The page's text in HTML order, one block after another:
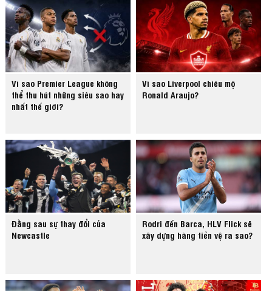
Vì sao Premier League không
thể thu hút những siêu sao hay
nhất thế giới?
Vì sao Liverpool chiêu mộ
Ronald Araujo?
Đằng sau sự thay đổi của
Newcastle
Rodri đến Barca, HLV Flick sẽ
xây dựng hàng tiền vệ ra sao?